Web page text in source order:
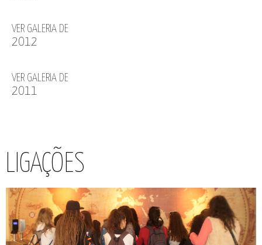
VER GALERIA DE
2012
VER GALERIA DE
2011
LIGAÇÕES